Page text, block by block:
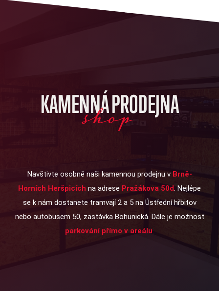
KAMENNÁ PRODEJNA
shop
Navštivte osobně naši kamennou prodejnu v Brně-
Horních Heršpicích na adrese Pražákova 50d. Nejlépe
se k nám dostanete tramvají 2 a 5 na Ústřední hřbitov
nebo autobusem 50, zastávka Bohunická. Dále je možnost
parkování přímo v areálu.